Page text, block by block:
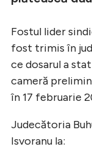
Fostul lider
fost trimis în
ce dosarul a
cameră
în 17 februarie
Judecătoria
Isvoranu la: